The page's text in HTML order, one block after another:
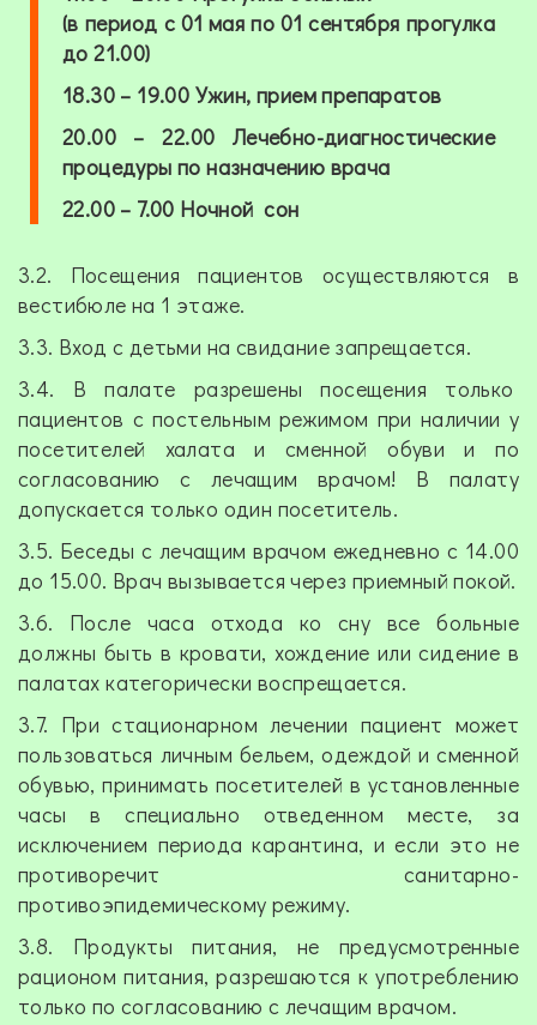
(в период с 01 мая по 01 сентября прогулка
до 21.00)
18.30 – 19.00 Ужин, прием препаратов
20.00 – 22.00
Лечебно-диагностические
процедуры по назначению врача
22.00 – 7.00 Ночной сон
3.2. Посещения пациентов осуществляются в
вестибюле на 1 этаже.
3.3. Вход с детьми на свидание запрещается.
3.4. В палате разрешены посещения только
пациентов с постельным режимом при наличии у
посетителей халата и сменной обуви и по
согласованию с лечащим врачом! В палату
допускается только один посетитель.
3.5. Беседы с лечащим врачом ежедневно с 14.00
до 15.00. Врач вызывается через приемный покой.
3.6. После часа отхода ко сну все больные
должны быть в кровати, хождение или сидение в
палатах категорически воспрещается.
3.7. При стационарном лечении пациент может
пользоваться личным бельем, одеждой и сменной
обувью, принимать посетителей в установленные
часы в специально отведенном месте, за
исключением периода карантина, и если это не
противоречит санитарно-
противоэпидемическому режиму.
3.8. Продукты питания, не предусмотренные
рационом питания, разрешаются к употреблению
только по согласованию с лечащим врачом.